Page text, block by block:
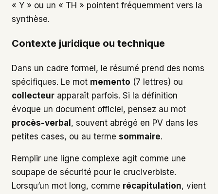
« Y » ou un « TH » pointent fréquemment vers la
synthèse.
Contexte juridique ou technique
Dans un cadre formel, le résumé prend des noms
spécifiques. Le mot memento (7 lettres) ou
collecteur apparaît parfois. Si la définition
évoque un document officiel, pensez au mot
procès-verbal , souvent abrégé en PV dans les
petites cases, ou au terme sommaire.
Remplir une ligne complexe agit comme une
soupape de sécurité pour le cruciverbiste.
Lorsqu’un mot long, comme récapitulation, vient